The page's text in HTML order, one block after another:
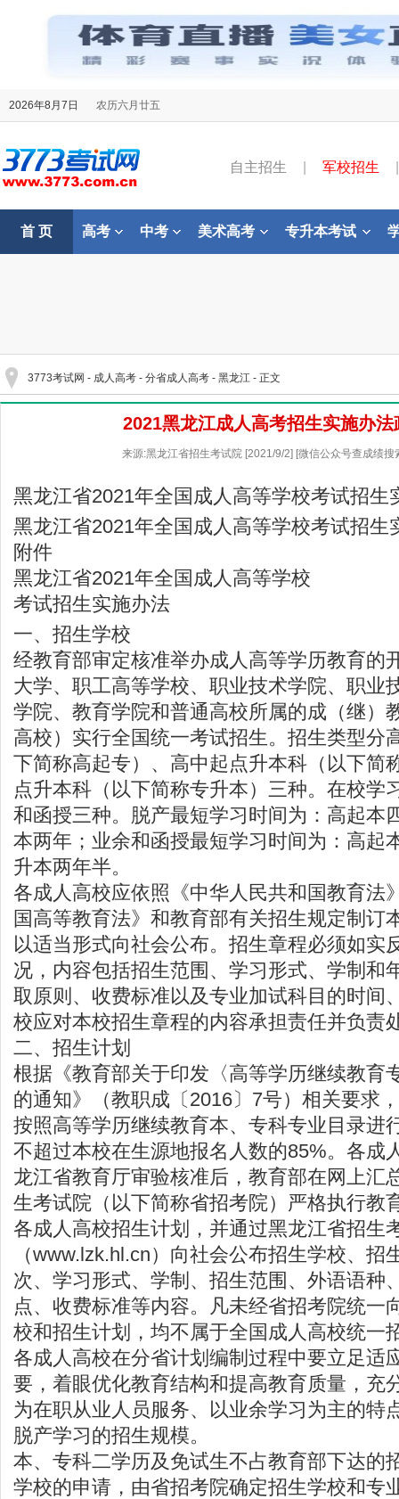
2026年8月7日 农历六月廿五
自主招生 军校招生
首 页 高考 中考 美术高考 专升本考试
3773考试网 - 成人高考 - 分省成人高考 - 黑龙江 - 正文
2021黑龙江成人高考招生实施办法
来源:黑龙江省招生考试院 [2021/9/2] [微信公众号查成绩
黑龙江省2021年全国成人高等学校考试招生
黑龙江省2021年全国成人高等学校考试招生
附件
黑龙江省2021年全国成人高等学校
考试招生实施办法
一、招生学校
经教育部审定核准举办成人高等学历教育的
大学、职工高等学校、职业技术学院、职业
学院、教育学院和普通高校所属的成（继）
高校）实行全国统一考试招生。招生类型分
下简称高起专）、高中起点升本科（以下简
点升本科（以下简称专升本）三种。在校学
和函授三种。脱产最短学习时间为：高起本
本两年；业余和函授最短学习时间为：高起
升本两年半。
各成人高校应依照《中华人民共和国教育法
国高等教育法》和教育部有关招生规定制订
以适当形式向社会公布。招生章程必须如实
况，内容包括招生范围、学习形式、学制和
取原则、收费标准以及专业加试科目的时间
校应对本校招生章程的内容承担责任并负责
二、招生计划
根据《教育部关于印发〈高等学历继续教育
的通知》（教职成〔2016〕7号）相关要求
按照高等学历继续教育本、专科专业目录进
不超过本校在生源地报名人数的85%。各成
龙江省教育厅审验核准后，教育部在网上汇
生考试院 （以下简称省招考院）严格执行教
各成人高校招生计划，并通过黑龙江省招生
（www.lzk.hl.cn）向社会公布招生学校、招
次、学习形式、学制、招生范围、外语语种
点、收费标准等内容。凡未经省招考院统一
校和招生计划，均不属于全国成人高校统一
各成人高校在分省计划编制过程中要立足适
要，着眼优化教育结构和提高教育质量，充
为在职从业人员服务、以业余学习为主的特
脱产学习的招生规模。
本、专科二学历及免试生不占教育部下达的
学校的申请，由省招考院确定招生学校和专